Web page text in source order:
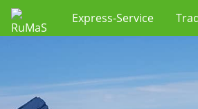
Express-Service